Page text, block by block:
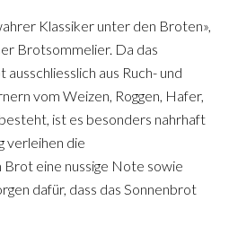
Klassiker unter den Broten»,
Brotsommelier. Da das
aus Ruch- und
vom Weizen, Roggen, Hafer,
ist es besonders nahrhaft
verleihen die
eine nussige Note sowie
dafür, dass das Sonnenbrot